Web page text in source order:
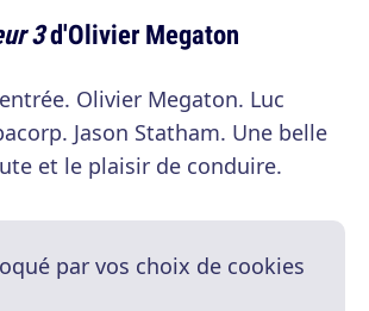
3d'Olivier Megaton
Olivier Megaton. Luc
Jason Statham. Une belle
et le plaisir de conduire.
par vos choix de cookies